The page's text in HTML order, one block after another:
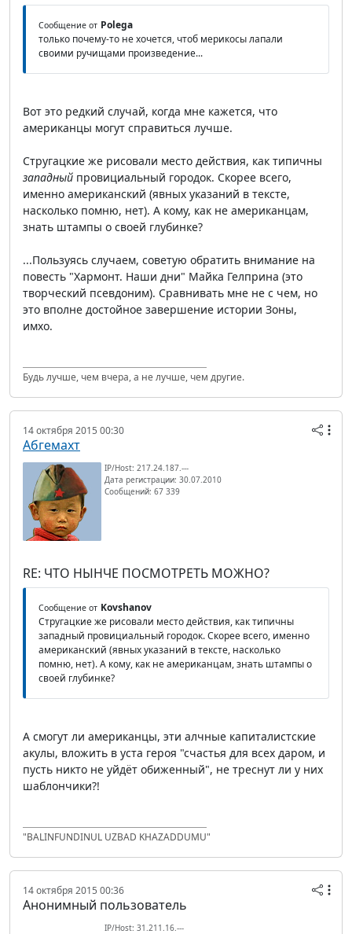
Сообщение от Polega
только почему-то не хочется, чтоб мерикосы лапали
своими ручищами произведение...
Вот это редкий случай, когда мне кажется, что
американцы могут справиться лучше.
Стругацкие же рисовали место действия, как типичны
западный провициальный городок. Скорее всего,
именно американский (явных указаний в тексте,
насколько помню, нет). А кому, как не американцам,
знать штампы о своей глубинке?
...Пользуясь случаем, советую обратить внимание на
повесть "Хармонт. Наши дни" Майка Гелприна (это
творческий псевдоним). Сравнивать мне не с чем, но
это вполне достойное завершение истории Зоны,
имхо.
Будь лучше, чем вчера, а не лучше, чем другие.
14 октября 2015 00:30
Абгемахт
IP/Host: 217.24.187.---
Дата регистрации: 30.07.2010
Сообщений: 67 339
RE: ЧТО НЫНЧЕ ПОСМОТРЕТЬ МОЖНО?
Сообщение от Kovshanov
Стругацкие же рисовали место действия, как типичны
западный провициальный городок. Скорее всего, именно
американский (явных указаний в тексте, насколько
помню, нет). А кому, как не американцам, знать штампы о
своей глубинке?
А смогут ли американцы, эти алчные капиталистские
акулы, вложить в уста героя "счастья для всех даром, и
пусть никто не уйдёт обиженный", не треснут ли у них
шаблончики?!
"BALINFUNDINUL UZBAD KHAZADDUMU"
14 октября 2015 00:36
Анонимный пользователь
IP/Host: 31.211.16.---